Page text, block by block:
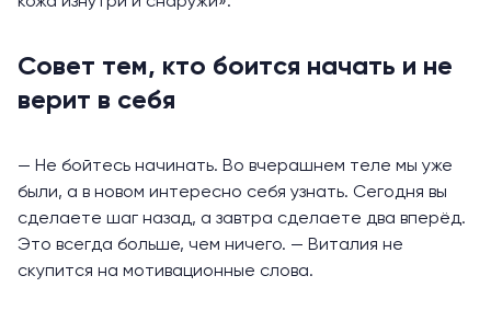
Совет тем, кто боится начать и не
верит в себя
— Не бойтесь начинать. Во вчерашнем теле мы уже
были, а в новом интересно себя узнать. Сегодня вы
сделаете шаг назад, а завтра сделаете два вперёд.
Это всегда больше, чем ничего. — Виталия не
скупится на мотивационные слова.